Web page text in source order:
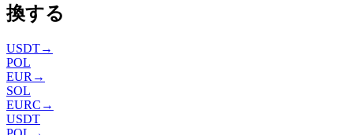
換する
USDT→
POL
EUR →
SOL
EURC →
USDT